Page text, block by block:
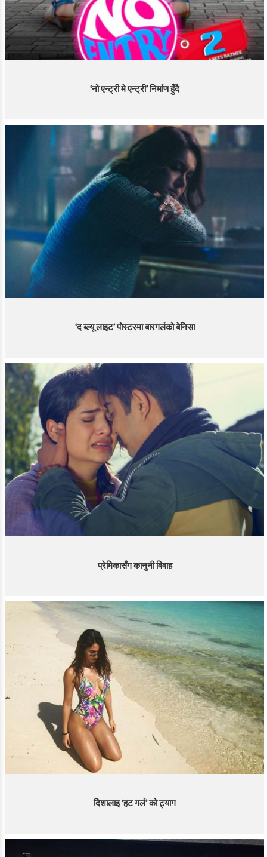
‘नो एन्ट्री मे एन्ट्री’ निर्माण हुँदै
‘द ब्ल्यू लाइट’ पोस्टरमा बारगर्लको बेनिसा
प्रेमिकासँग कानुनी विवाह
दिशालाइ ‘हट गर्ल’ को ट्याग